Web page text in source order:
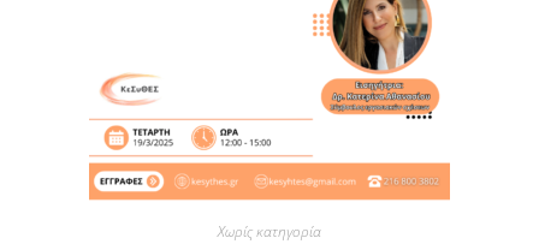
Χωρίς κατηγορία